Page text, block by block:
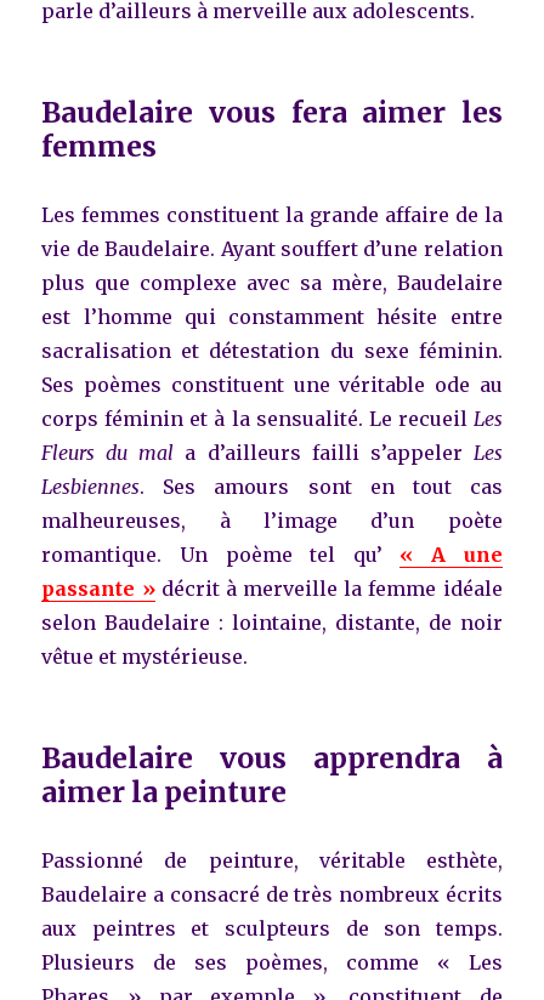
parle d’ailleurs à merveille aux adolescents.
Baudelaire vous fera aimer les
femmes
Les femmes constituent la grande affaire de la
vie de Baudelaire. Ayant souffert d’une relation
plus que complexe avec sa mère, Baudelaire
est l’homme qui constamment hésite entre
sacralisation et détestation du sexe féminin.
Ses poèmes constituent une véritable ode au
corps féminin et à la sensualité. Le recueil Les
Fleurs du mal a d’ailleurs failli s’appeler Les
Lesbiennes. Ses amours sont en tout cas
malheureuses, à l’image d’un poète
romantique. Un poème tel qu’ « A une
passante »décrit à merveille la femme idéale
selon Baudelaire : lointaine, distante, de noir
vêtue et mystérieuse.
Baudelaire vous apprendra à
aimer la peinture
Passionné de peinture, véritable esthète,
Baudelaire a consacré de très nombreux écrits
aux peintres et sculpteurs de son temps.
Plusieurs de ses poèmes, comme « Les